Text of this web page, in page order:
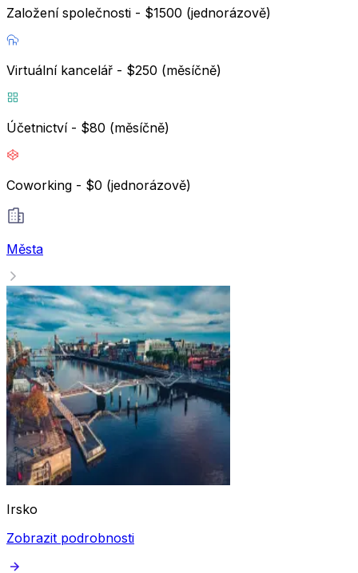
Založení společnosti - $1500 (jednorázově)
Virtuální kancelář - $250 (měsíčně)
Účetnictví - $80 (měsíčně)
Coworking - $0 (jednorázově)
Města
Irsko
Zobrazit podrobnosti